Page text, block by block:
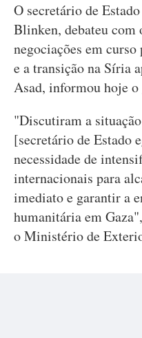
O secretário de
Blinken, debateu com
negociações em curso
e a transição na Síria
Asad, informou hoje
"Discutiram a
[secretário de Estado
necessidade de
internacionais para
imediato e garantir a
humanitária em
o Ministério de